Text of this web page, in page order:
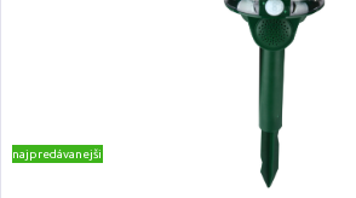
najpredávanejšie